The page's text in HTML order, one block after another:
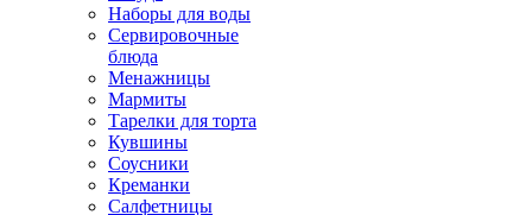
Наборы для воды
Сервировочные
блюда
Менажницы
Мармиты
Тарелки для торта
Кувшины
Соусники
Креманки
Салфетницы